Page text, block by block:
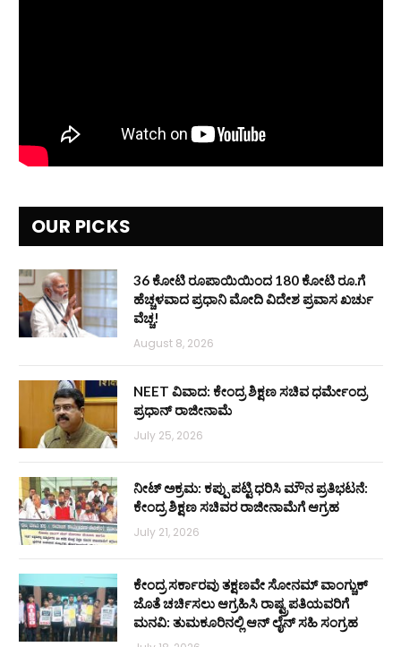
OUR PICKS
36 ಕೋಟಿ ರೂಪಾಯಿಯಿಂದ 180 ಕೋಟಿ ರೂ.ಗೆ
ಹೆಚ್ಚಳವಾದ ಪ್ರಧಾನಿ ಮೋದಿ ವಿದೇಶ ಪ್ರವಾಸ ಖರ್ಚು
ವೆಚ್ಚ!
August 8, 2026
NEET ವಿವಾದ: ಕೇಂದ್ರ ಶಿಕ್ಷಣ ಸಚಿವ ಧರ್ಮೇಂದ್ರ
ಪ್ರಧಾನ್ ರಾಜೀನಾಮೆ
July 25, 2026
ನೀಟ್ ಅಕ್ರಮ: ಕಪ್ಪು ಪಟ್ಟಿ ಧರಿಸಿ ಮೌನ ಪ್ರತಿಭಟನೆ:
ಕೇಂದ್ರ ಶಿಕ್ಷಣ ಸಚಿವರ ರಾಜೀನಾಮೆಗೆ ಆಗ್ರಹ
July 21, 2026
ಕೇಂದ್ರ ಸರ್ಕಾರವು ತಕ್ಷಣವೇ ಸೋನಮ್ ವಾಂಗ್ಚುಕ್
ಜೊತೆ ಚರ್ಚಿಸಲು ಆಗ್ರಹಿಸಿ ರಾಷ್ಟ್ರಪತಿಯವರಿಗೆ
ಮನವಿ: ತುಮಕೂರಿನಲ್ಲಿ ಆನ್‌ ಲೈನ್ ಸಹಿ ಸಂಗ್ರಹ